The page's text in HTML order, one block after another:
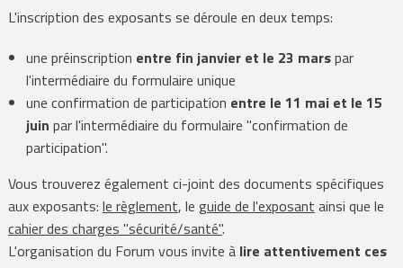
L'inscription des exposants se déroule en deux temps:
une préinscription entre fin janvier et le 23 marspar
l'intermédiaire du formulaire unique
une confirmation de participation entre le 11 mai et le 15
juin par l'intermédiaire du formulaire "confirmation de
participation".
Vous trouverez également ci-joint des documents spécifiques
aux exposants: le règlement, le guide de l'exposant ainsi que le
cahier des charges "sécurité/santé".
L'organisation du Forum vous invite à lire attentivement ces